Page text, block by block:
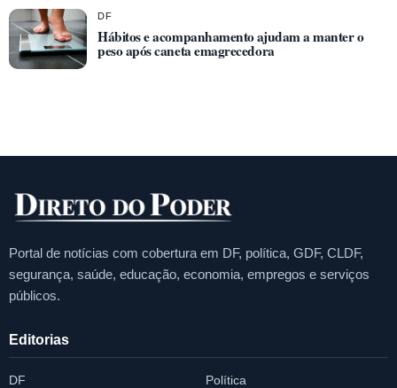
DF
Hábitos e acompanhamento ajudam a manter o
peso após caneta emagrecedora
Portal de notícias com cobertura em DF, política, GDF, CLDF,
segurança, saúde, educação, economia, empregos e serviços
públicos.
Editorias
DF Política